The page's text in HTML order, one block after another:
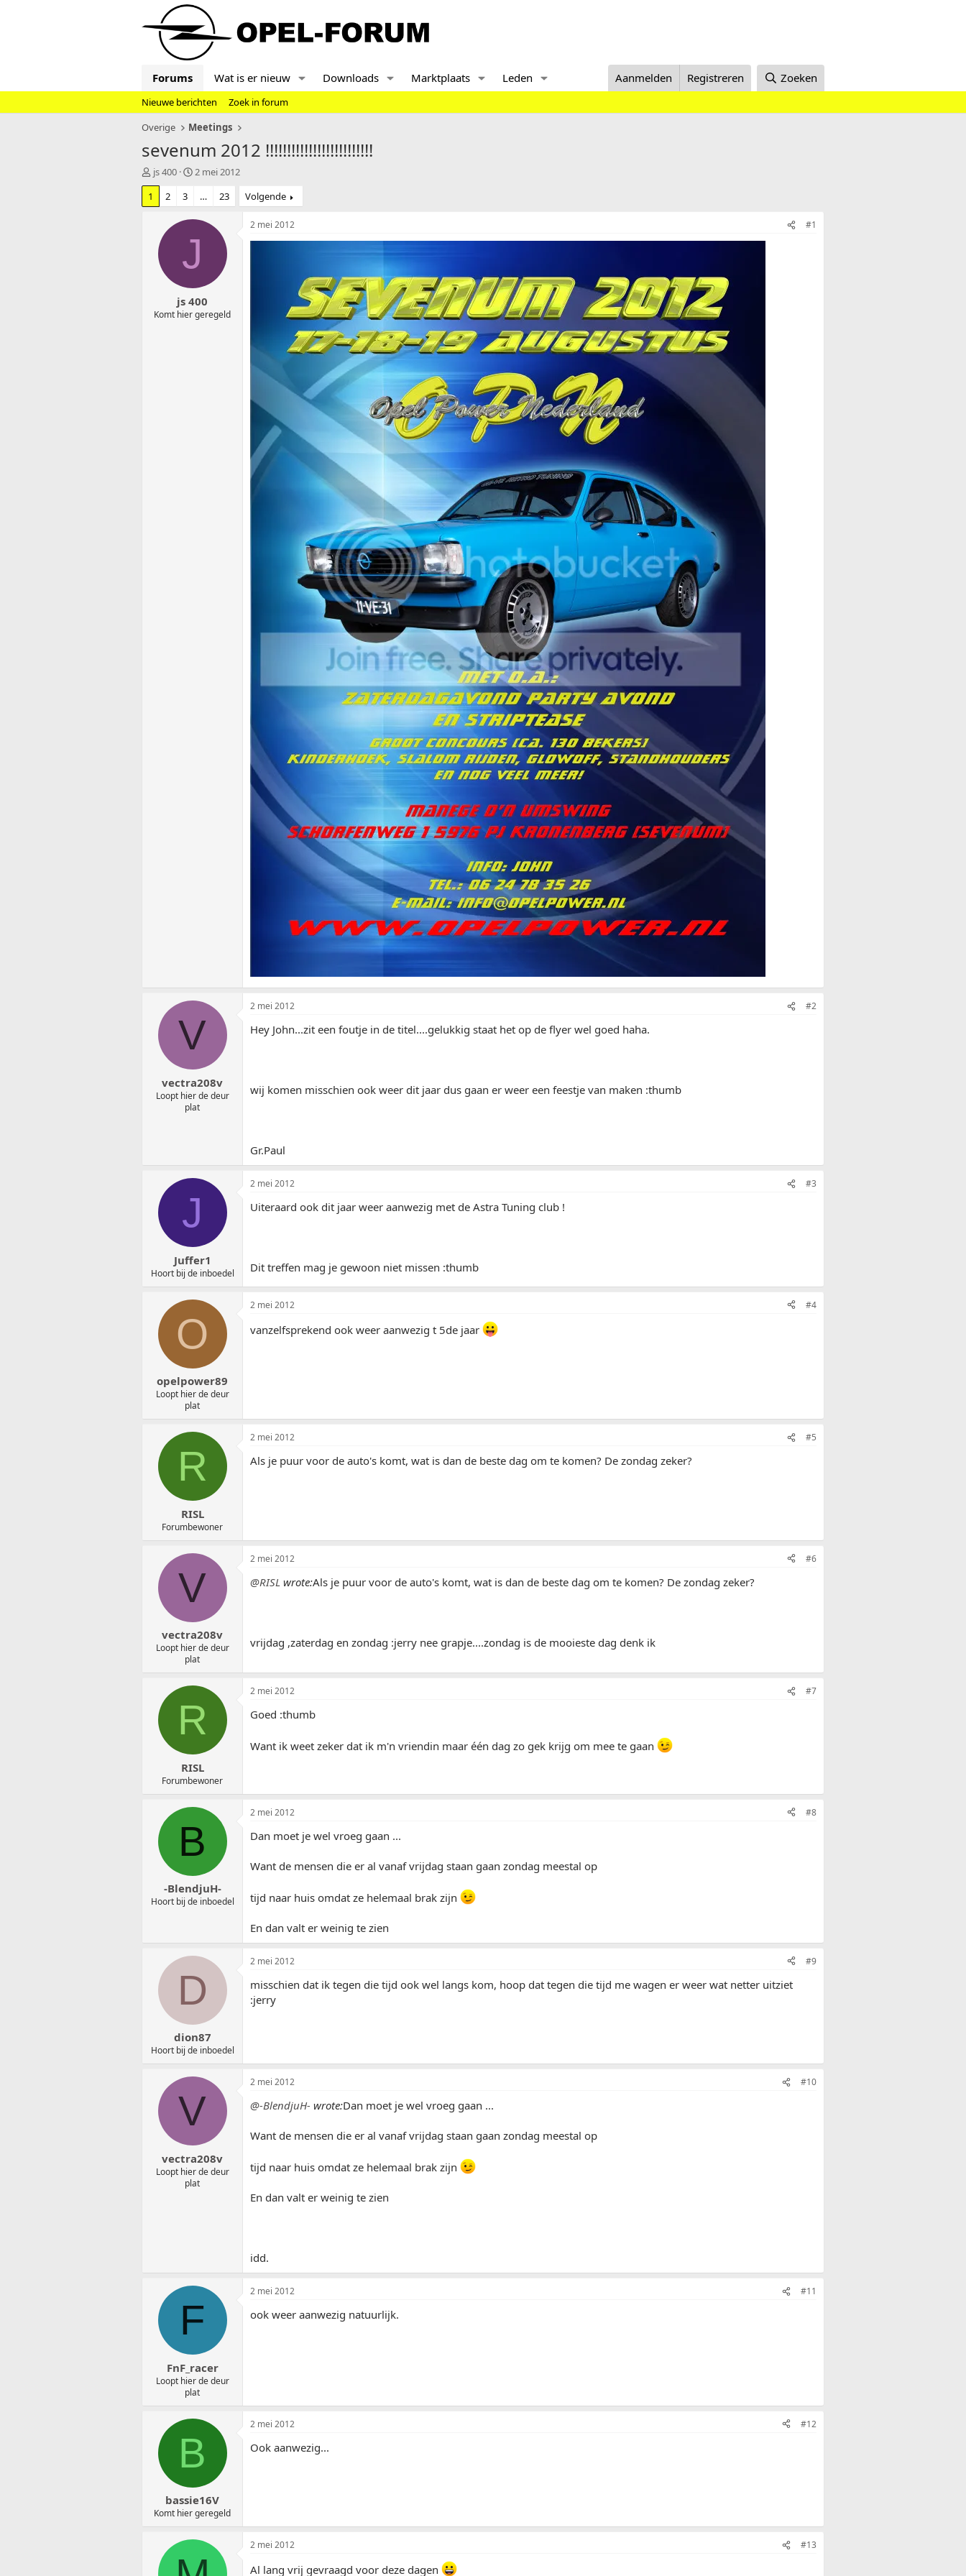
Forums Wat is er nieuw Downloads Marktplaats Leden Aanmelden Registreren Zoeken
Nieuwe berichten
Zoek in forum
Overige
Meetings
sevenum 2012 !!!!!!!!!!!!!!!!!!!!!!!!!
T
o
i
r
js 400
S
r
t
t
m
2 mei 2012
1
2 3 … 23 Volgende
J
js 400
Komt hier geregeld
2 mei 2012 #1
V
vectra208v
Loopt hier de deur
plat
2 mei 2012 #2
Hey John...zit een foutje in de titel....gelukkig staat het op de flyer wel goed haha.
wij komen misschien ook weer dit jaar dus gaan er weer een feestje van maken :thumb
Gr.Paul
J
Juffer1
Hoort bij de inboedel
2 mei 2012 #3
Uiteraard ook dit jaar weer aanwezig met de Astra Tuning club !
Dit treffen mag je gewoon niet missen :thumb
O
opelpower89
Loopt hier de deur
plat
2 mei 2012 #4
vanzelfsprekend ook weer aanwezig t 5de jaar
R
RISL
Forumbewoner
2 mei 2012 #5
Als je puur voor de auto's komt, wat is dan de beste dag om te komen? De zondag zeker?
V
vectra208v
Loopt hier de deur
plat
2 mei 2012 #6
@RISL wrote:Als je puur voor de auto's komt, wat is dan de beste dag om te komen? De zondag zeker?
vrijdag ,zaterdag en zondag :jerry nee grapje....zondag is de mooieste dag denk ik
R
RISL
Forumbewoner
2 mei 2012 #7
Goed :thumb
Want ik weet zeker dat ik m'n vriendin maar één dag zo gek krijg om mee te gaan
B
-BlendjuH-
Hoort bij de inboedel
2 mei 2012 #8
Dan moet je wel vroeg gaan ...
Want de mensen die er al vanaf vrijdag staan gaan zondag meestal op
tijd naar huis omdat ze helemaal brak zijn
En dan valt er weinig te zien
D
dion87
Hoort bij de inboedel
2 mei 2012 #9
misschien dat ik tegen die tijd ook wel langs kom, hoop dat tegen die tijd me wagen er weer wat netter uitziet
:jerry
V
vectra208v
Loopt hier de deur
plat
2 mei 2012 #10
@-BlendjuH- wrote:Dan moet je wel vroeg gaan ...
Want de mensen die er al vanaf vrijdag staan gaan zondag meestal op
tijd naar huis omdat ze helemaal brak zijn
En dan valt er weinig te zien
idd.
F
FnF_racer
Loopt hier de deur
plat
2 mei 2012 #11
ook weer aanwezig natuurlijk.
B
bassie16V
Komt hier geregeld
2 mei 2012 #12
Ook aanwezig...
2 mei 2012 #13
Al lang vrij gevraagd voor deze dagen